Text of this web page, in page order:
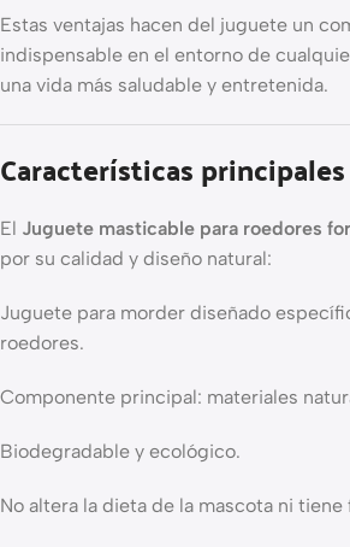
Estas ventajas hacen del juguete un
indispensable en el entorno de
una vida más saludable y entretenida.
Características principales
El Juguete masticable para roedores
por su calidad y diseño natural:
Juguete para morder diseñado
roedores.
Componente principal: materiales
Biodegradable y ecológico.
No altera la dieta de la mascota ni